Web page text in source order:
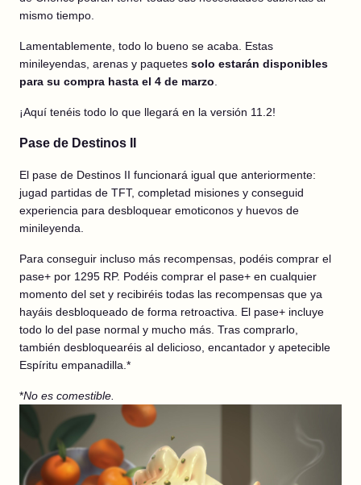
mismo tiempo.
Lamentablemente, todo lo bueno se acaba. Estas
minileyendas, arenas y paquetes solo estarán disponibles
para su compra hasta el 4 de marzo
¡Aquí tenéis todo lo que llegará en la versión 11.2!
Pase de Destinos II
El pase de Destinos II funcionará igual que anteriormente:
jugad partidas de TFT, completad misiones y conseguid
experiencia para desbloquear emoticonos y huevos de
minileyenda.
Para conseguir incluso más recompensas, podéis comprar el
pase+ por 1295 RP. Podéis comprar el pase+ en cualquier
momento del set y recibiréis todas las recompensas que ya
hayáis desbloqueado de forma retroactiva. El pase+ incluye
todo lo del pase normal y mucho más. Tras comprarlo,
también desbloquearéis al delicioso, encantador y apetecible
Espíritu empanadilla.*
*No es comestible.